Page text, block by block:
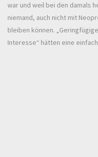
war und weil bei den damals
niemand, auch nicht mit
bleiben können.
Interesse“ hätten eine